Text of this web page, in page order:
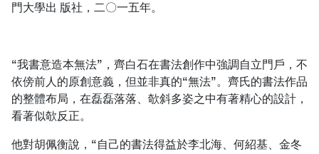
門大學出 版社，二〇一五年。
“我書意造本無法”，齊白石在書法創作中強調自立門戶，不
依傍前人的原創意義，但並非真的“無法”。齊氏的書法作品
的整體布局，在磊磊落落、欹斜多姿之中有著精心的設計，
看著似欹反正。
他對胡佩衡說，“自己的書法得益於李北海、何紹基、金冬